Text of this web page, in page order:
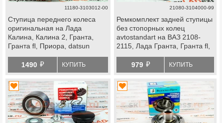
11180-3103012-00
Ступица переднего колеса
оригинальная на Лада
Калина, Калина 2, Гранта,
Гранта fl, Приора, datsun
1490 й КУПИТЬ
21080-3104000-99
Ремкомплект задней ступицы
без стопорных колец
avtostandart на ВАЗ 2108-
2115, Лада Гранта, Гранта fl,
datsun, передней ступицы
Лада Ока
979 й КУПИТЬ